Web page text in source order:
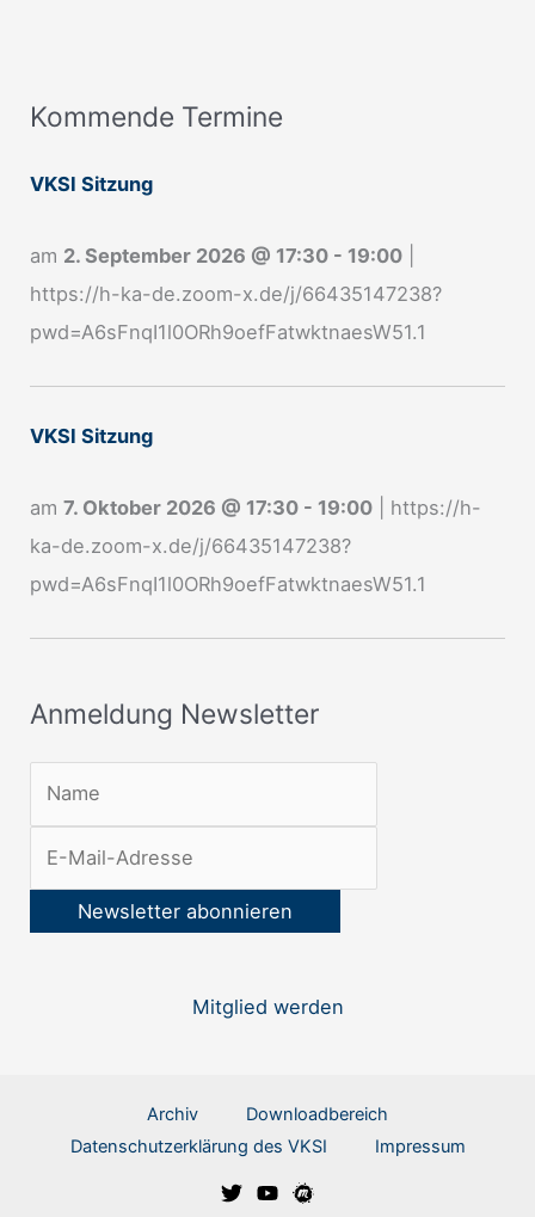
Kommende Termine
VKSI Sitzung
am 2. September 2026 @ 17:30 - 19:00
https://h-ka-de.zoom-x.de/j/66435147238?
pwd=A6sFnqI1l0ORh9oefFatwktnaesW51.1
VKSI Sitzung
am7. Oktober 2026 @ 17:30 - 19:00
https://h-
ka-de.zoom-x.de/j/66435147238?
pwd=A6sFnqI1l0ORh9oefFatwktnaesW51.1
Anmeldung Newsletter
A
m
l
d
u
n
w
t
e
Mitglied werden
Archiv
Downloadbereich
Datenschutzerklärung des VKSI
Impressum